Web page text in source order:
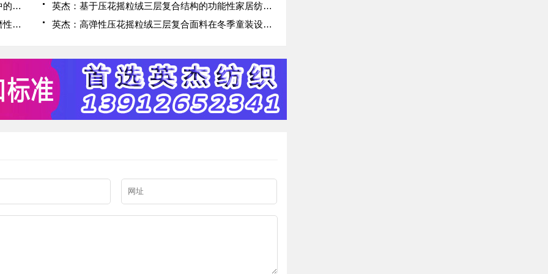
英杰：压花摇粒绒三层复合面料在户外运动服饰中的保暖与透气性能研究
英杰：基于压花摇粒绒三层复合结构的功能性家居纺织品开发与应用
英杰：压花摇粒绒三层复合面料的抗起球性与耐磨性优化技术分析
英杰：高弹性压花摇粒绒三层复合面料在冬季童装设计中的应用实践